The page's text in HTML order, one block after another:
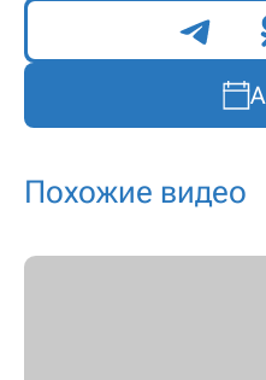
Похожие видео